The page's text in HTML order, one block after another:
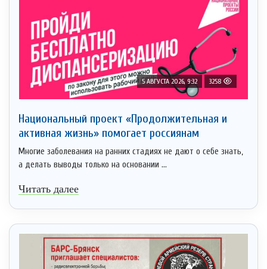
5 АВГУСТА 2026, 9:32 3258
Национальный проект «Продолжительная и
активная жизнь» помогает россиянам
Многие заболевания на ранних стадиях не дают о себе знать,
а делать выводы только на основании ...
Читать далее